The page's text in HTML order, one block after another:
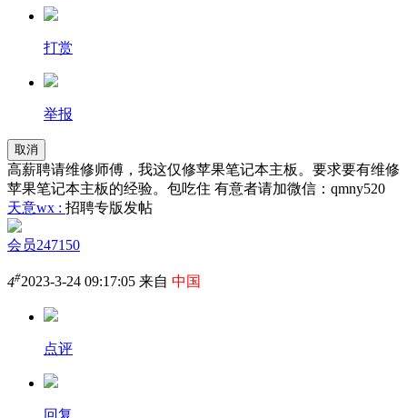
打赏
举报
取消
高薪聘请维修师傅，我这仅修苹果笔记本主板。要求要有维修
苹果笔记本主板的经验。包吃住 有意者请加微信：qmny520
天意wx : 招聘专版发帖
会员247150
4#2023-3-24 09:17:05 来自 中国
点评
回复